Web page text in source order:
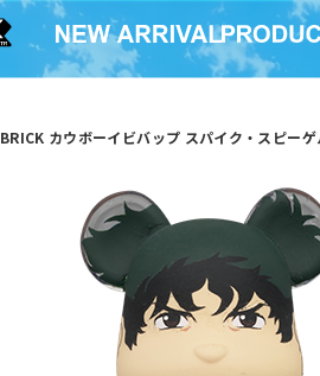
カウボーイビバップ スパイク・スピー